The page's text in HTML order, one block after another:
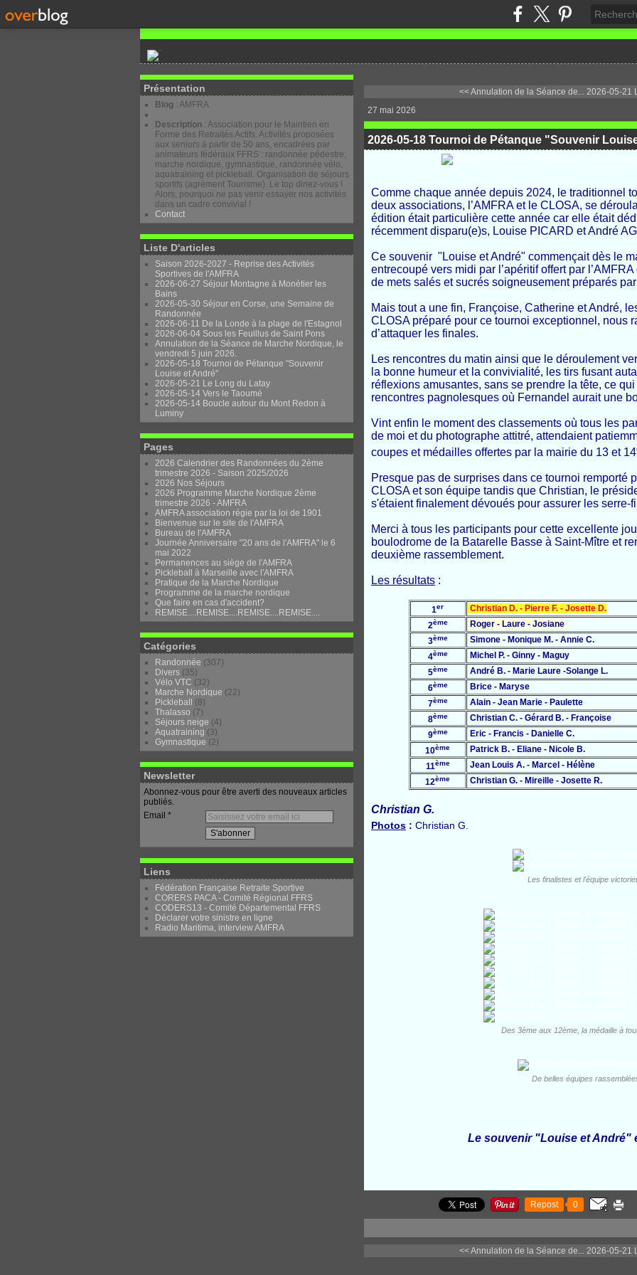
Présentation
Blog : AMFRA
Description : Association pour le Maintien en
Forme des Retraités Actifs. Activités proposées
aux seniors à partir de 50 ans, encadrées par
animateurs fédéraux FFRS : randonnée pédestre,
marche nordique, gymnastique, randonnée vélo,
aquatraining et pickleball. Organisation de séjours
sportifs (agrément Tourisme). Le top diriez-vous !
Alors, pourquoi ne pas venir essayer nos activités
dans un cadre convivial !
Contact
Liste D'articles
Saison 2026-2027 - Reprise des Activités
Sportives de l'AMFRA
2026-06-27 Séjour Montagne à Monétier les
Bains
2026-05-30 Séjour en Corse, une Semaine de
Randonnée
2026-06-11 De la Londe à la plage de l'Estagnol
2026-06-04 Sous les Feuillus de Saint Pons
Annulation de la Séance de Marche Nordique, le
vendredi 5 juin 2026.
2026-05-18 Tournoi de Pétanque "Souvenir
Louise et André"
2026-05-21 Le Long du Latay
2026-05-14 Vers le Taoumé
2026-05-14 Boucle autour du Mont Redon à
Luminy
Pages
2026 Calendrier des Randonnées du 2ème
trimestre 2026 - Saison 2025/2026
2026 Nos Séjours
2026 Programme Marche Nordique 2ème
trimestre 2026 - AMFRA
AMFRA association régie par la loi de 1901
Bienvenue sur le site de l'AMFRA
Bureau de l'AMFRA
Journée Anniversaire "20 ans de l'AMFRA" le 6
mai 2022
Permanences au siège de l'AMFRA
Pickleball à Marseille avec l'AMFRA
Pratique de la Marche Nordique
Programme de la marche nordique
Que faire en cas d'accident?
REMISE....REMISE....REMISE....REMISE....
Catégories
Randonnée (307)
Divers (35)
Vélo VTC (32)
Marche Nordique (22)
Pickleball
(8)
Thalasso (7)
Séjours neige (4)
Aquatraining (3)
Gymnastique (2)
Newsletter
Abonnez-vous pour être averti des nouveaux articles
publiés.
Email
Liens
Fédération Française Retraite Sportive
CORERS PACA - Comité Régional FFRS
CODERS13 - Comité Départemental FFRS
Déclarer votre sinistre en ligne
Radio Maritima, interview AMFRA
<< Annulation de la Séance de... 2026-05-21
27 mai 2026
2026-05-18 Tournoi de Pétanque "Souvenir
Comme chaque année depuis 2024, le traditionnel
deux associations, l’AMFRA et le CLOSA, se
édition était particulière cette année car elle était
récemment disparu(e)s, Louise PICARD et André
Ce souvenir "Louise et André" commençait dès le
entrecoupé vers midi par l’apéritif offert par
de mets salés et sucrés soigneusement préparés
Mais tout a une fin, Françoise, Catherine et André,
CLOSA préparé pour ce tournoi exceptionnel, nous
d’attaquer les finales.
Les rencontres du matin ainsi que le déroulement
la bonne humeur et la convivialité, les tirs fusant
réflexions amusantes, sans se prendre la tête, ce
rencontres pagnolesques où Fernandel aurait une
Vint enfin le moment des classements où tous les
de moi et du photographe attitré, attendaient
coupes et médailles offertes par la mairie du 13 et 14
Presque pas de surprises dans ce tournoi remporté
CLOSA et son équipe tandis que Christian, le
s'étaient finalement dévoués pour assurer les serre-
Merci à tous les participants pour cette excellente
boulodrome de la Batarelle Basse à Saint-Mître et
deuxième rassemblement.
Les résultats :
1er
Christian D. - Pierre F. - Josette D.
2ème
Roger - Laure - Josiane
3ème
Simone - Monique M. - Annie C.
4ème
Michel P. - Ginny - Maguy
5ème
André B. - Marie Laure -Solange L.
6ème
Brice - Maryse
7ème
Alain - Jean Marie - Paulette
8ème
Christian C. - Gérard B. - Françoise
9ème
Eric - Francis - Danielle C.
10ème
Patrick B. - Eliane - Nicole B.
11ème
Jean Louis A. - Marcel - Hélène
12ème Christian G. - Mireille - Josette R.
Christian G.
Photos : Christian G.
Les finalistes et l'équipe
Des 3ème aux 12ème, la médaille à
De belles équipes
Le souvenir "Louise et André"
Repost 0
<< Annulation de la Séance de... 2026-05-21